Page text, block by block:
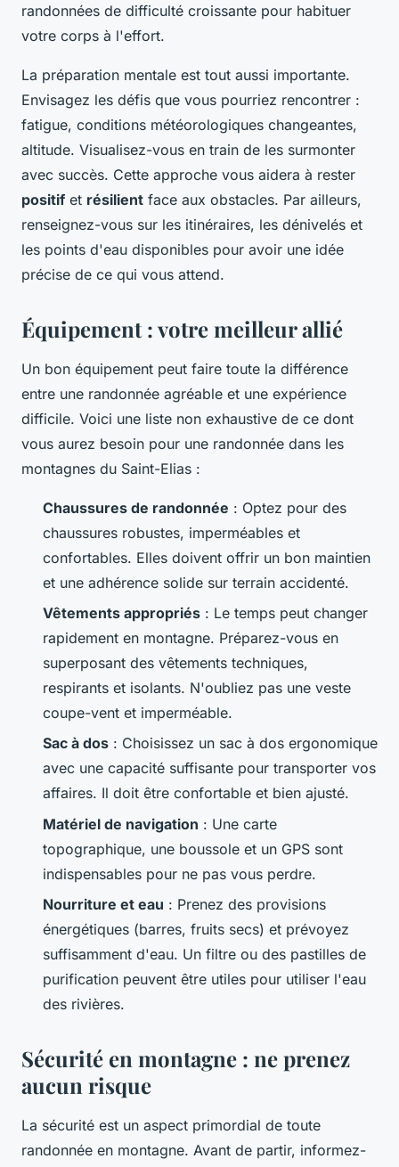
randonnées de difficulté croissante pour habituer
votre corps à l'effort.
La préparation mentale est tout aussi importante.
Envisagez les défis que vous pourriez rencontrer :
fatigue, conditions météorologiques changeantes,
altitude. Visualisez-vous en train de les surmonter
avec succès. Cette approche vous aidera à rester
positif et résilient face aux obstacles. Par ailleurs,
renseignez-vous sur les itinéraires, les dénivelés et
les points d'eau disponibles pour avoir une idée
précise de ce qui vous attend.
Équipement : votre meilleur allié
Un bon équipement peut faire toute la différence
entre une randonnée agréable et une expérience
difficile. Voici une liste non exhaustive de ce dont
vous aurez besoin pour une randonnée dans les
montagnes du Saint-Elias :
Chaussures de randonnée : Optez pour des
chaussures robustes, imperméables et
confortables. Elles doivent offrir un bon maintien
et une adhérence solide sur terrain accidenté.
Vêtements appropriés : Le temps peut changer
rapidement en montagne. Préparez-vous en
superposant des vêtements techniques,
respirants et isolants. N'oubliez pas une veste
coupe-vent et imperméable.
Sac à dos : Choisissez un sac à dos ergonomique
avec une capacité suffisante pour transporter vos
affaires. Il doit être confortable et bien ajusté.
Matériel de navigation : Une carte
topographique, une boussole et un GPS sont
indispensables pour ne pas vous perdre.
Nourriture et eau : Prenez des provisions
énergétiques (barres, fruits secs) et prévoyez
suffisamment d'eau. Un filtre ou des pastilles de
purification peuvent être utiles pour utiliser l'eau
des rivières.
Sécurité en montagne : ne prenez
aucun risque
La sécurité est un aspect primordial de toute
randonnée en montagne. Avant de partir, informez-